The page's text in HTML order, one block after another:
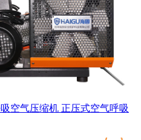
空气压缩机 正压式空气呼吸